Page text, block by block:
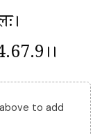
to add